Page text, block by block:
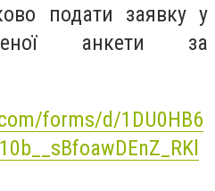
подати заявку у
анкети за
forms/d/1DU0HB6